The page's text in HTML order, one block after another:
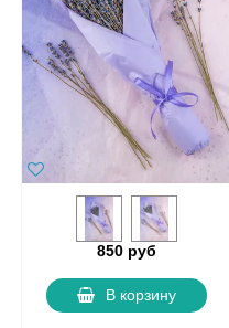
850 руб
В корзину